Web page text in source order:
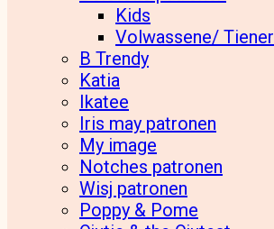
Kids
Volwassene/ Tiener
B Trendy
Katia
Ikatee
Iris may patronen
My image
Notches patronen
Wisj patronen
Poppy & Pome